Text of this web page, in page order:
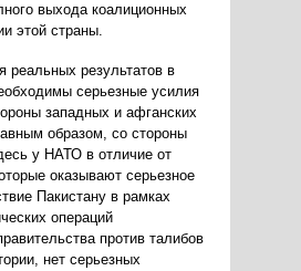
выхода коалиционных
этой страны.
реальных результатов в
серьезные усилия
западных и афганских
образом, со стороны
у НАТО в отличие от
оказывают серьезное
Пакистану в рамках
операций
против талибов
нет серьезных